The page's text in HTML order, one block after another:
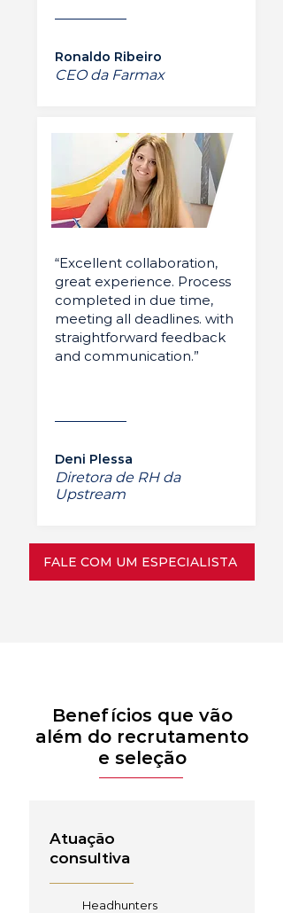
Ronaldo Ribeiro
CEO da Farmax
“Excellent collaboration,
great experience. Process
completed in due time,
meeting all deadlines. with
straightforward feedback
and communication.”
Deni Plessa
Diretora de RH da
Upstream
FALE COM UM ESPECIALISTA
Benefícios que vão
além do recrutamento
e seleção
Atuação
consultiva
Headhunters